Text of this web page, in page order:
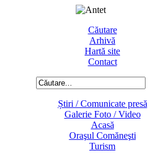
Căutare
Arhivă
Hartă site
Contact
Știri / Comunicate presă
Galerie Foto / Video
Acasă
Oraşul Comăneşti
Turism